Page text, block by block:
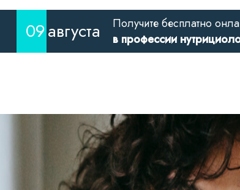
09августа
Получите бесплатно
в профессии